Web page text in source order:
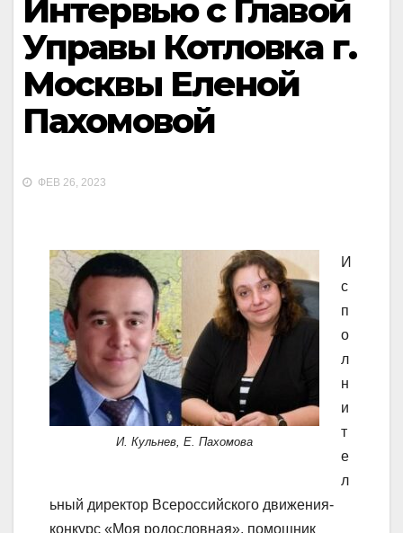
Интервью с Главой
Управы Котловка г.
Москвы Еленой
Пахомовой
ФЕВ 26, 2023
И. Кульнев, Е. Пахомова
И
с
п
о
л
н
и
т
е
л
ьный директор Всероссийского движения-
конкурс «Моя родословная», помощник